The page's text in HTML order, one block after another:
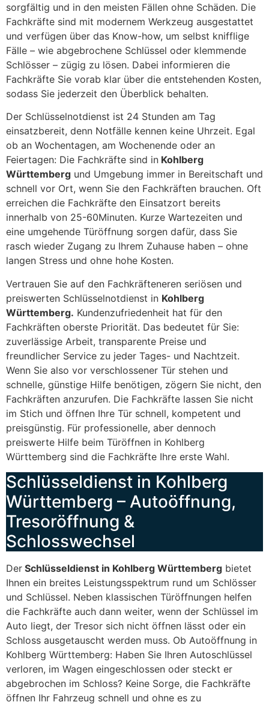
sorgfältig und in den meisten Fällen ohne Schäden. Die
Fachkräfte sind mit modernem Werkzeug ausgestattet
und verfügen über das Know-how, um selbst knifflige
Fälle – wie abgebrochene Schlüssel oder klemmende
Schlösser – zügig zu lösen. Dabei informieren die
Fachkräfte Sie vorab klar über die entstehenden Kosten,
sodass Sie jederzeit den Überblick behalten.
Der Schlüsselnotdienst ist 24 Stunden am Tag
einsatzbereit, denn Notfälle kennen keine Uhrzeit. Egal
ob an Wochentagen, am Wochenende oder an
Feiertagen: Die Fachkräfte sind in Kohlberg
Württemberg und Umgebung immer in Bereitschaft und
schnell vor Ort, wenn Sie den Fachkräften brauchen. Oft
erreichen die Fachkräfte den Einsatzort bereits
innerhalb von 25-60Minuten. Kurze Wartezeiten und
eine umgehende Türöffnung sorgen dafür, dass Sie
rasch wieder Zugang zu Ihrem Zuhause haben – ohne
langen Stress und ohne hohe Kosten.
Vertrauen Sie auf den Fachkräfteneren seriösen und
preiswerten Schlüsselnotdienst in Kohlberg
Württemberg. Kundenzufriedenheit hat für den
Fachkräften oberste Priorität. Das bedeutet für Sie:
zuverlässige Arbeit, transparente Preise und
freundlicher Service zu jeder Tages- und Nachtzeit.
Wenn Sie also vor verschlossener Tür stehen und
schnelle, günstige Hilfe benötigen, zögern Sie nicht, den
Fachkräften anzurufen. Die Fachkräfte lassen Sie nicht
im Stich und öffnen Ihre Tür schnell, kompetent und
preisgünstig. Für professionelle, aber dennoch
preiswerte Hilfe beim Türöffnen in Kohlberg
Württemberg sind die Fachkräfte Ihre erste Wahl.
Schlüsseldienst in Kohlberg
Württemberg – Autoöffnung,
Tresoröffnung &
Schlosswechsel
Der Schlüsseldienst in Kohlberg Württemberg bietet
Ihnen ein breites Leistungsspektrum rund um Schlösser
und Schlüssel. Neben klassischen Türöffnungen helfen
die Fachkräfte auch dann weiter, wenn der Schlüssel im
Auto liegt, der Tresor sich nicht öffnen lässt oder ein
Schloss ausgetauscht werden muss. Ob Autoöffnung in
Kohlberg Württemberg: Haben Sie Ihren Autoschlüssel
verloren, im Wagen eingeschlossen oder steckt er
abgebrochen im Schloss? Keine Sorge, die Fachkräfte
öffnen Ihr Fahrzeug schnell und ohne es zu